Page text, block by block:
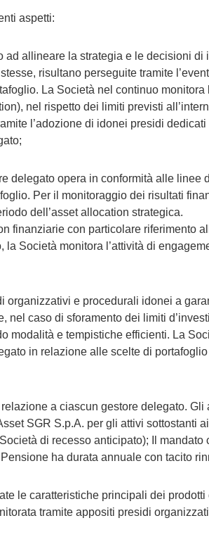
aspetti:
allineare la strategia e le decisioni di
risultano perseguite tramite
La Società nel continuo monitora
nel rispetto dei limiti previsti
l’adozione di idonei presidi
delegato opera in conformità alle linee
Per il monitoraggio dei risultati
dell’asset allocation strategica.
finanziarie con particolare riferimento
Società monitora l’attività di
e procedurali idonei a
nel caso di sforamento dei limiti
modalità e tempistiche efficienti. La
in relazione alle scelte di
a ciascun gestore delegato. Gli
SGR S.p.A. per gli attivi sottostanti
di recesso anticipato); Il mandato
ha durata annuale con tacito
le caratteristiche principali dei
tramite appositi presidi